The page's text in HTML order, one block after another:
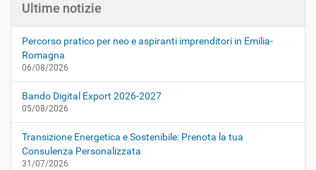
Ultime notizie
Percorso pratico per neo e aspiranti imprenditori in Emilia-
Romagna
06/08/2026
Bando Digital Export 2026-2027
05/08/2026
Transizione Energetica e Sostenibile: Prenota la tua
Consulenza Personalizzata
31/07/2026